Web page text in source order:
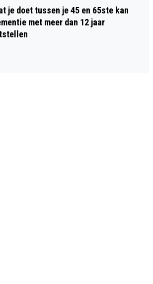
je doet tussen je 45 en 65ste kan
met meer dan 12 jaar